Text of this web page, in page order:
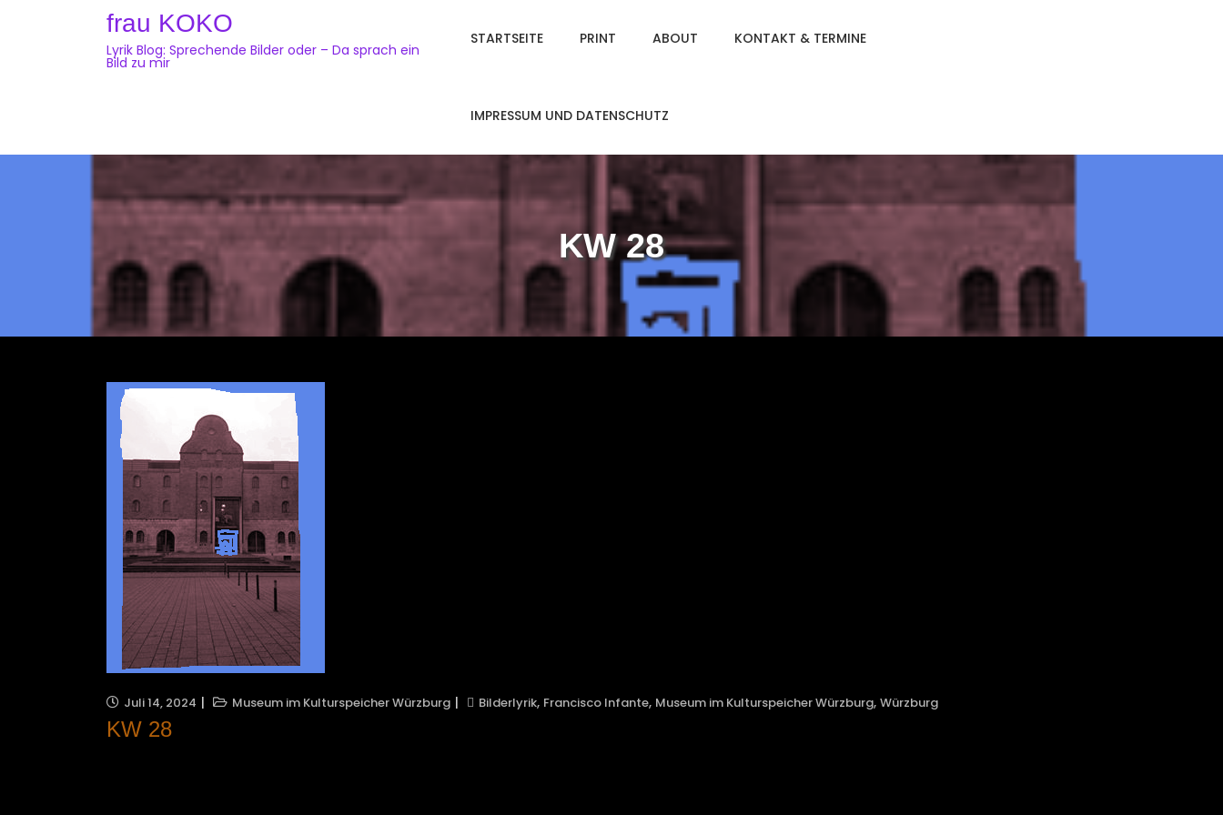
frau KOKO
Lyrik Blog: Sprechende Bilder oder – Da sprach ein
Bild zu mir
STARTSEITE PRINT ABOUT KONTAKT & TERMINE
IMPRESSUM UND DATENSCHUTZ
KW 28
Juli 14, 2024 Museum im Kulturspeicher Würzburg Bilderlyrik, Francisco Infante, Museum im Kulturspeicher Würzburg, Würzburg
KW 28